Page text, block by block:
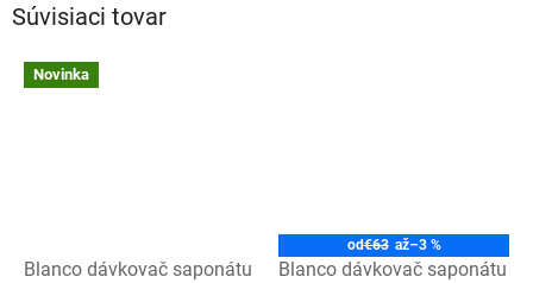
Súvisiaci tovar
Novinka
Blanco dávkovač saponátu
od€63 až–3 %
Blanco dávkovač saponátu